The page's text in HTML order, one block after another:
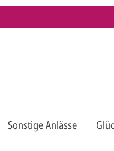
Sonstige Anlässe